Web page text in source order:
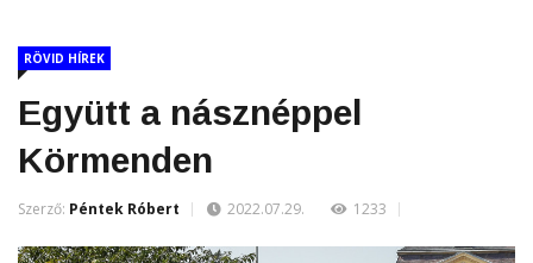
RÖVID HÍREK
Együtt a násznéppel
Körmenden
Szerző: Péntek Róbert 2022.07.29. 1233